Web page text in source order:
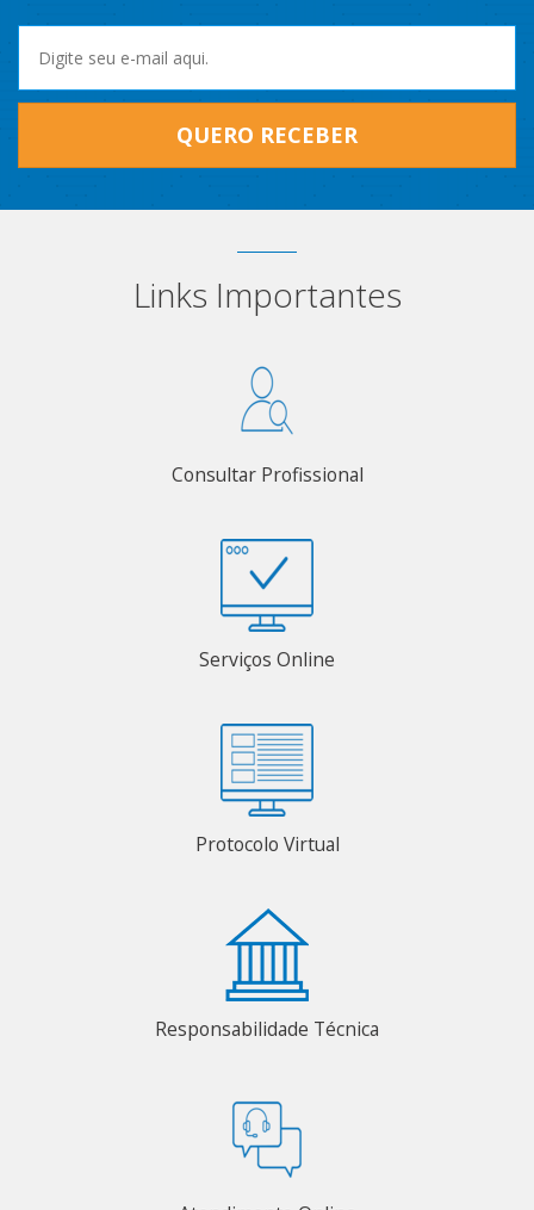
QUERO RECEBER
Links Importantes
Consultar Profissional
Serviços Online
Protocolo Virtual
Responsabilidade Técnica